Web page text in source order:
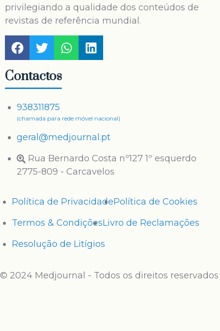
privilegiando a qualidade dos conteúdos de
revistas de referência mundial.
Contactos
938311875
(chamada para rede móvel nacional)
geral@medjournal.pt
Rua Bernardo Costa nº127 1º esquerdo
2775-809 - Carcavelos
Política de PrivacidadePolítica de Cookies
Termos & CondiçõesLivro de Reclamações
Resolução de Litígios
© 2024 Medjournal - Todos os direitos reservados